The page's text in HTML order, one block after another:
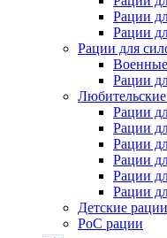
Рации
Рации
Рации для
Рации
Рации
Рации
Рации
Рации
Рации
Рации
Детские рации
PoC рации